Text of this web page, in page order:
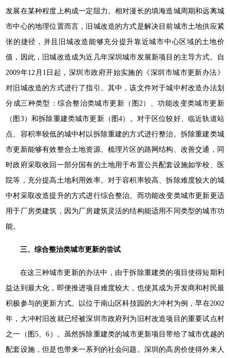
发展在某种程度上构成一定阻力。相对漫长的填海造城周期和远离城
市中心的地理位置而言，旧城改造的方式是解决目前城市土地供应紧
张的捷径，并且旧城改造能够充分提升靠近城市中心区域的土地价
值，因此，旧城改造成为近几年深圳城市发展新项目的主导方式。自
2009年12月1日起，深圳市政府开始实施的《深圳市城市更新办法》
对旧城改造的方式进行了指引。其中，该文件对于城中村改造办法划
分成三种类型：综合整治类城市更新（图2）、功能改变类城市更新
（图3）和拆除重建类城市更新（图4）。对于区位较好、临近轨道站
点、容积率较低的城中村以拆除重建的方式进行整治。拆除重建类城
市更新能够有效整合土地资源、梳理片区的路网结构、改善交通，同
时政府采取收回一部分国有的土地用于布置公共配套设施如学校、医
院等，充分提高土地利用效率。对于容积率较高、拆除难度较大的城
中村采取改造提升的方式进行综合整治。而功能改变类城市更新更适
用于厂房类建筑，因为厂房建筑灵活的结构能适用不同类型的城市功
能。
三、综合整治类城市更新的尝试
在这三种城市更新的办法中，由于拆除重建类的项目使得短期利
益达到最大化，即便推进项目难度较大，也使其成为开发商和村民最
积极参与的更新方式。以位于南山区科技园的大冲村为例，早在2002
年，大冲村旧改就已经被深圳市政府列为旧村改造项目的重要试点村
之一（图5、6）。虽然拆除重建类的城市更新项目带给了城市优越的
配套设施，但是也带来一系列的社会问题。深圳的高房价使得外来人